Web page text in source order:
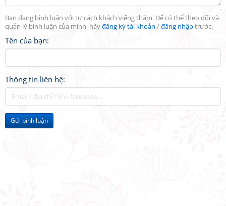
Bạn đang bình luận với tư cách khách viếng thăm. Để có thể theo dõi và
quản lý bình luận của mình, hãyđăng ký tài khoản /đăng nhậptrước.
Tên của bạn:
Thông tin liên hệ:
Gửi bình luận